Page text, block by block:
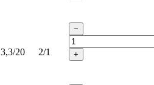
3,3/20 2/1
−
+